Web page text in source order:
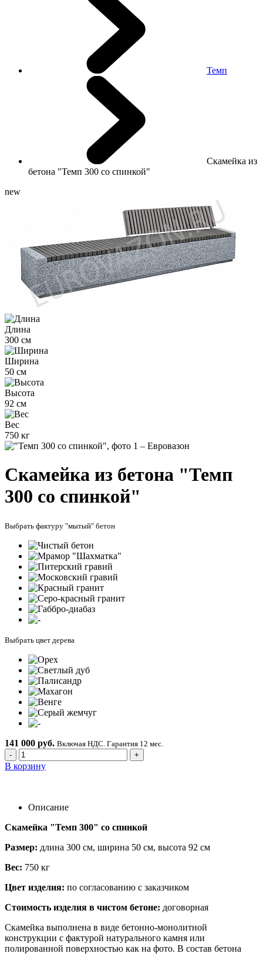
Темп
Скамейка из
бетона "Темп 300 со спинкой"
new
Длина
300 см
Ширина
50 см
Высота
92 см
Вес
750 кг
Скамейка из бетона "Темп
300 со спинкой"
Выбрать фактуру "мытый" бетон
Выбрать цвет дерева
141 000 руб. Включая НДС. Гарантия 12 мес.
-
+
В корзину
Описание
Скамейка "Темп 300" со спинкой
Размер: длина 300 см, ширина 50 см, высота 92 см
Вес: 750 кг
Цвет изделия: по согласованию с заказчиком
Стоимость изделия в чистом бетоне: договорная
Скамейка выполнена в виде бетонно-монолитной
конструкции с фактурой натурального камня или
полированной поверхностью как на фото. В состав бетона